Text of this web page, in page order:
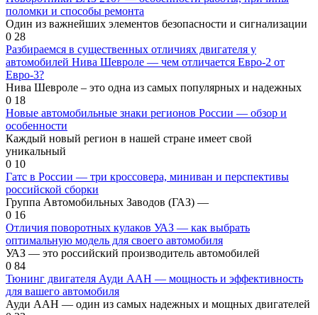
поломки и способы ремонта
Один из важнейших элементов безопасности и сигнализации
0 28
Разбираемся в существенных отличиях двигателя у
автомобилей Нива Шевроле — чем отличается Евро-2 от
Евро-3?
Нива Шевроле – это одна из самых популярных и надежных
0 18
Новые автомобильные знаки регионов России — обзор и
особенности
Каждый новый регион в нашей стране имеет свой
уникальный
0 10
Гатс в России — три кроссовера, миниван и перспективы
российской сборки
Группа Автомобильных Заводов (ГАЗ) —
0 16
Отличия поворотных кулаков УАЗ — как выбрать
оптимальную модель для своего автомобиля
УАЗ — это российский производитель автомобилей
0 84
Тюнинг двигателя Ауди ААН — мощность и эффективность
для вашего автомобиля
Ауди ААН — один из самых надежных и мощных двигателей